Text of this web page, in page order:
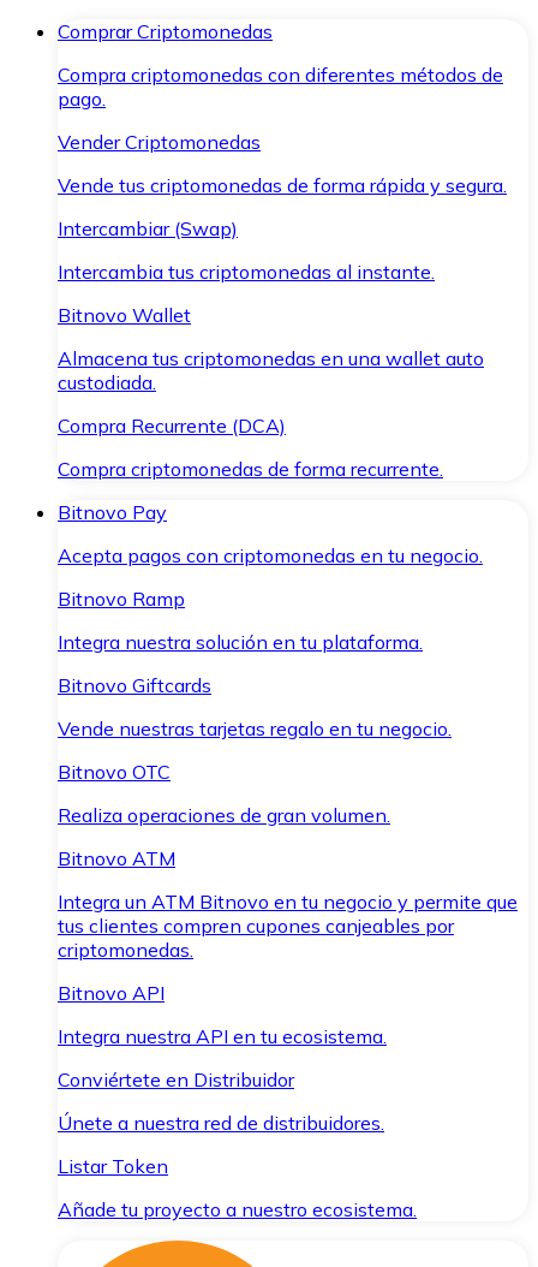
Comprar Criptomonedas
Compra criptomonedas con diferentes métodos de
pago.
Vender Criptomonedas
Vende tus criptomonedas de forma rápida y segura.
Intercambiar (Swap)
Intercambia tus criptomonedas al instante.
Bitnovo Wallet
Almacena tus criptomonedas en una wallet auto
custodiada.
Compra Recurrente (DCA)
Compra criptomonedas de forma recurrente.
Bitnovo Pay
Acepta pagos con criptomonedas en tu negocio.
Bitnovo Ramp
Integra nuestra solución en tu plataforma.
Bitnovo Giftcards
Vende nuestras tarjetas regalo en tu negocio.
Bitnovo OTC
Realiza operaciones de gran volumen.
Bitnovo ATM
Integra un ATM Bitnovo en tu negocio y permite que
tus clientes compren cupones canjeables por
criptomonedas.
Bitnovo API
Integra nuestra API en tu ecosistema.
Conviértete en Distribuidor
Únete a nuestra red de distribuidores.
Listar Token
Añade tu proyecto a nuestro ecosistema.